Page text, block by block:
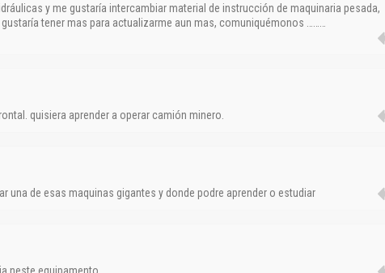
y me gustaría intercambiar material de instrucción de maquinaria pesada,
tener mas para actualizarme aun mas, comuniquémonos ………
quisiera aprender a operar camión minero.
una de esas maquinas gigantes y donde podre aprender o estudiar